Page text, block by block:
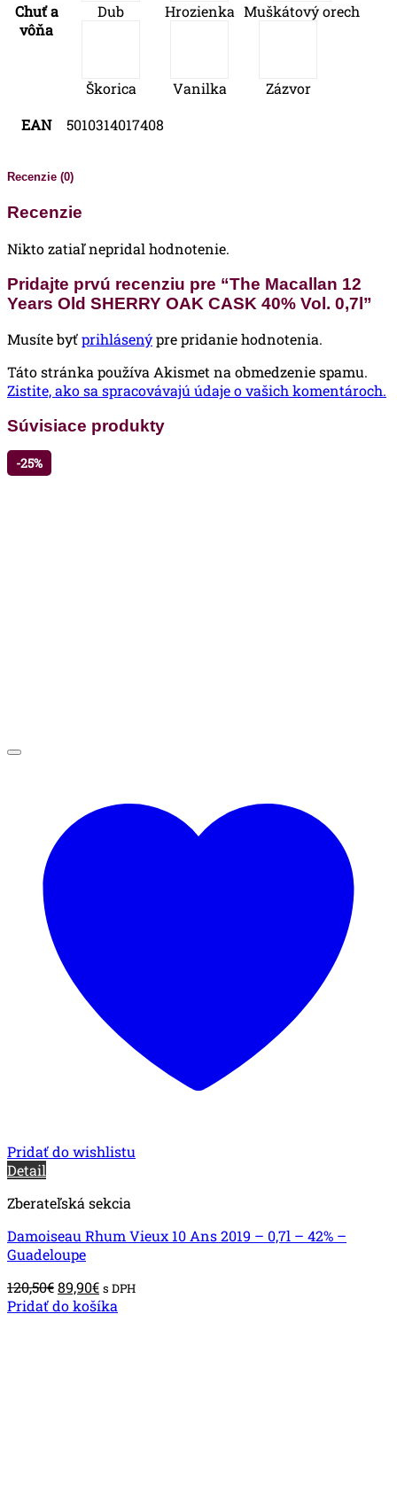
Chuť a
vôňa
Dub Hrozienka Muškátový orech
Škorica Vanilka
Zázvor
EAN
5010314017408
Recenzie (0)
Recenzie
Nikto zatiaľ nepridal hodnotenie.
Pridajte prvú recenziu pre “The Macallan 12
Years Old SHERRY OAK CASK 40% Vol. 0,7l”
Musíte byťprihlásenýpre pridanie hodnotenia.
Táto stránka používa Akismet na obmedzenie spamu.
Zistite, ako sa spracovávajú údaje o vašich komentároch.
Súvisiace produkty
-25%
Pridať do wishlistu
Detail
Zberateľská sekcia
Damoiseau Rhum Vieux 10 Ans 2019 – 0,7l – 42% –
Guadeloupe
120,50€Pôvodná
cena
89,90€Aktuálna
cena
s DPH
Pridať do košíka